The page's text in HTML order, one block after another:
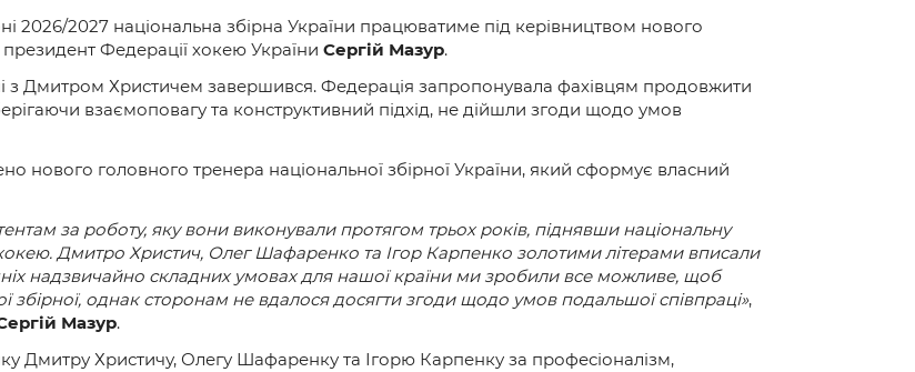
2026/2027 національна збірна України працюватиме під керівництвом нового
Федерації хокею України Сергій Мазур.
з Дмитром Христичем завершився. Федерація запропонувала фахівцям продовжити
взаємоповагу та конструктивний підхід, не дійшли згоди щодо умов
головного тренера національної збірної України, який сформує власний
за роботу, яку вони виконували протягом трьох років, піднявши національну
хокею. Дмитро Христич, Олег Шафаренко та Ігор Карпенко золотими літерами вписали
надзвичайно складних умовах для нашої країни ми зробили все можливе, щоб
збірної, однак сторонам не вдалося досягти згоди щодо умов подальшої співпраці»,
Мазур.
Дмитру Христичу, Олегу Шафаренку та Ігорю Карпенку за професіоналізм,